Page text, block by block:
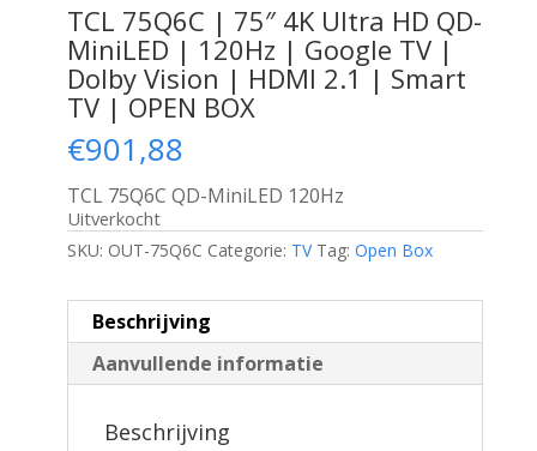
TCL 75Q6C | 75″ 4K Ultra HD QD-
MiniLED | 120Hz | Google TV |
Dolby Vision | HDMI 2.1 | Smart
TV | OPEN BOX
€901,88
TCL 75Q6C QD-MiniLED 120Hz
Uitverkocht
SKU: OUT-75Q6C Categorie: TV Tag: Open Box
Beschrijving
Aanvullende informatie
Beschrijving